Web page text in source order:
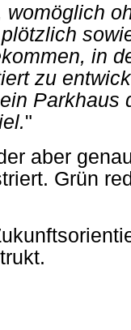
womöglich
in
zu
Parkhaus
"
aber
Grün